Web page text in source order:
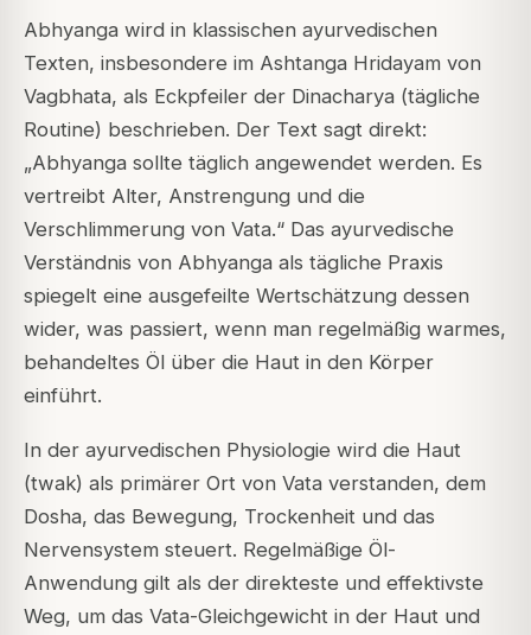
Abhyanga wird in klassischen ayurvedischen
Texten, insbesondere im Ashtanga Hridayam von
Vagbhata, als Eckpfeiler der Dinacharya (tägliche
Routine) beschrieben. Der Text sagt direkt:
„Abhyanga sollte täglich angewendet werden. Es
vertreibt Alter, Anstrengung und die
Verschlimmerung von Vata.“ Das ayurvedische
Verständnis von Abhyanga als tägliche Praxis
spiegelt eine ausgefeilte Wertschätzung dessen
wider, was passiert, wenn man regelmäßig warmes,
behandeltes Öl über die Haut in den Körper
einführt.
In der ayurvedischen Physiologie wird die Haut
(twak) als primärer Ort von Vata verstanden, dem
Dosha, das Bewegung, Trockenheit und das
Nervensystem steuert. Regelmäßige Öl-
Anwendung gilt als der direkteste und effektivste
Weg, um das Vata-Gleichgewicht in der Haut und